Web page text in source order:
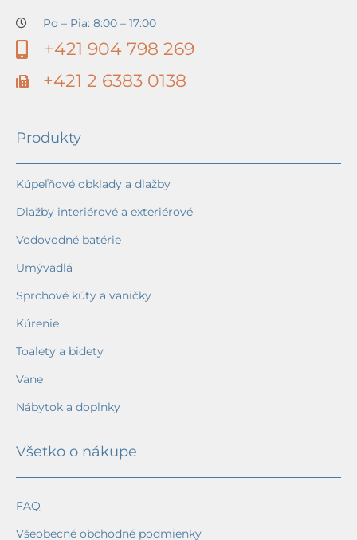
Po – Pia: 8:00 – 17:00
+421 904 798 269
+421 2 6383 0138
Produkty
Kúpeľňové obklady a dlažby
Dlažby interiérové a exteriérové
Vodovodné batérie
Umývadlá
Sprchové kúty a vaničky
Kúrenie
Toalety a bidety
Vane
Nábytok a doplnky
Všetko o nákupe
FAQ
Všeobecné obchodné podmienky